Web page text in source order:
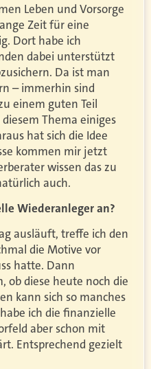
Leben und Vorsorge
Zeit für eine
Dort habe ich
dabei unterstützt
Da ist man
– immerhin sind
einem guten Teil
Thema einiges
hat sich die Idee
kommen mir jetzt
wissen das zu
auch.
Wiederanleger an?
ausläuft, treffe ich den
die Motive vor
hatte. Dann
ob diese heute noch die
kann sich so manches
ich die finanzielle
aber schon mit
Entsprechend gezielt